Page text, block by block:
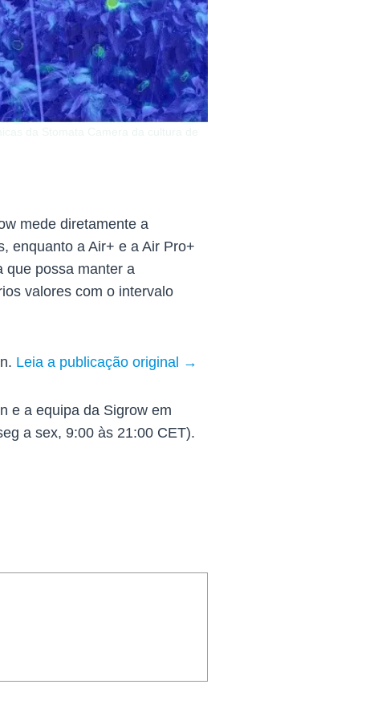
mede diretamente a
enquanto a Air+ e a Air Pro+
que possa manter a
valores com o intervalo
Leia a publicação original →
e a equipa da Sigrow em
a sex, 9:00 às 21:00 CET).